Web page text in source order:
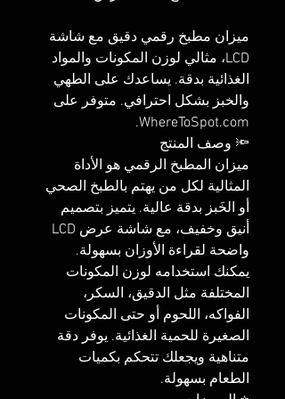
ميزان مطبخ رقمي دقيق مع شاشة
LCD، مثالي لوزن المكونات والمواد
الغذائية بدقة. يساعدك على الطهي
والخبز بشكل احترافي. متوفر على
WhereToSpot.com.
🔦 وصف المنتج
ميزان المطبخ الرقمي هو الأداة
المثالية لكل من يهتم بالطبخ الصحي
أو الخَبز بدقة عالية. يتميز بتصميم
أنيق وخفيف، مع شاشة عرض LCD
واضحة لقراءة الأوزان بسهولة.
يمكنك استخدامه لوزن المكونات
المختلفة مثل الدقيق، السكر،
الفواكه، اللحوم أو حتى المكونات
الصغيرة للحمية الغذائية. يوفر دقة
متناهية ويجعلك تتحكم بكميات
الطعام بسهولة.